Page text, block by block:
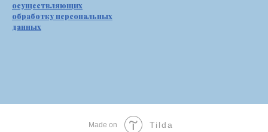
осуществляющих
обработку персональных
данных
Made on Tilda